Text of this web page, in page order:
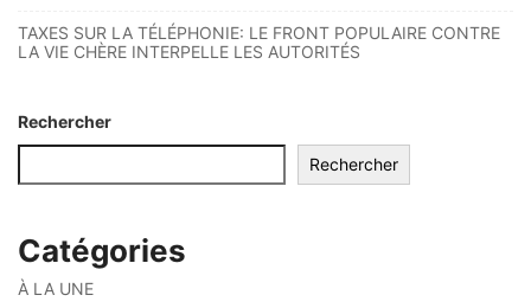
TAXES SUR LA TÉLÉPHONIE: LE FRONT POPULAIRE CONTRE
LA VIE CHÈRE INTERPELLE LES AUTORITÉS
Rechercher
Rechercher
Catégories
À LA UNE